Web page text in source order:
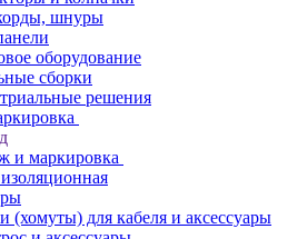
шнуры
оборудование
сборки
решения
и маркировка
(хомуты) для кабеля и аксессуары